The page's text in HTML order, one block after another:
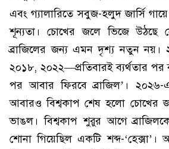
এবং গ্যালারিতে সবুজ-হলুদ জার্সি
শূন্যতা। চোখের জলে ভিজে উঠছে
ব্রাজিলের জন্য এমন দৃশ্য নতুন
২০১৮, ২০২২—প্রতিবারই ব্যর্থতার পর
পর আবার ফিরবে ব্রাজিল’।
আবারও বিশ্বকাপ শেষ হলো চোখের
ভাঙল। বিশ্বকাপ শুরুর আগে
শোনা গিয়েছিল একটি শব্দ-‘হেক্সা’।